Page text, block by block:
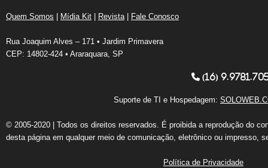
Quem Somos Mídia Kit Revista| Fale Conosco
Rua Joaquim Alves – 171 • Jardim Primavera
CEP: 14802-424 • Araraquara, SP
(16)
Suporte de TI e Hospedagem:
© 2005-2020 | Todos os direitos reservados. É proibida a reprodução do
desta página em qualquer meio de comunicação, eletrônico ou impresso,
Política de Privacidade